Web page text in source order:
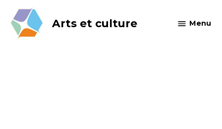
content
Arts et culture Menu